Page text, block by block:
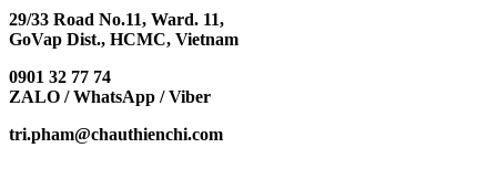
29/33 Road No.11, Ward. 11,
GoVap Dist., HCMC, Vietnam
0901 32 77 74
ZALO / WhatsApp / Viber
tri.pham@chauthienchi.com